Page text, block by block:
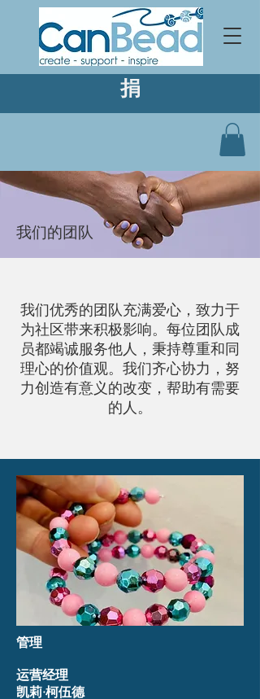
捐
我们的团队
我们优秀的团队充满爱心，致力于
为社区带来积极影响。每位团队成
员都竭诚服务他人，秉持尊重和同
理心的价值观。我们齐心协力，努
力创造有意义的改变，帮助有需要
的人。
管理
运营经理
凯莉·柯伍德